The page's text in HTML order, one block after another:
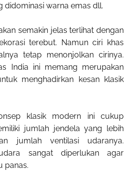
didominasi warna emas dll.
semakin jelas terlihat dengan
terebut. Namun ciri khas
tetap menonjolkan cirinya.
India ini memang merupakan
menghadirkan kesan klasik
klasik modern ini cukup
jumlah jendela yang lebih
jumlah ventilasi udaranya.
sangat diperlukan agar
panas.